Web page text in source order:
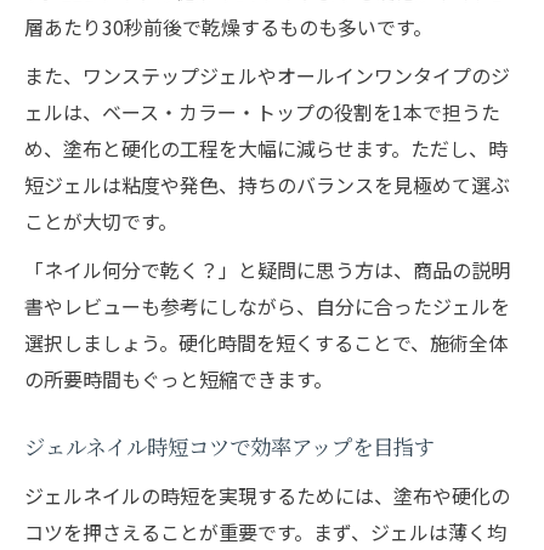
層あたり30秒前後で乾燥するものも多いです。
また、ワンステップジェルやオールインワンタイプのジ
ェルは、ベース・カラー・トップの役割を1本で担うた
め、塗布と硬化の工程を大幅に減らせます。ただし、時
短ジェルは粘度や発色、持ちのバランスを見極めて選ぶ
ことが大切です。
「ネイル何分で乾く？」と疑問に思う方は、商品の説明
書やレビューも参考にしながら、自分に合ったジェルを
選択しましょう。硬化時間を短くすることで、施術全体
の所要時間もぐっと短縮できます。
ジェルネイル時短コツで効率アップを目指す
ジェルネイルの時短を実現するためには、塗布や硬化の
コツを押さえることが重要です。まず、ジェルは薄く均